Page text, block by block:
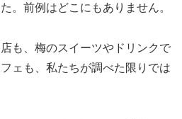
。前例はどこにもありません。
も、梅のスイーツやドリンクで
ェも、私たちが調べた限りでは